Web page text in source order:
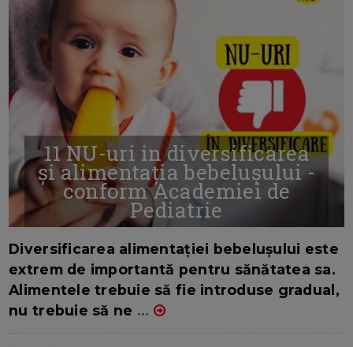
11 NU-uri in diversificarea
și alimentația bebelușului -
conform Academiei de
Pediatrie
Diversificarea alimentației bebelușului este
extrem de importantă pentru sănătatea sa.
Alimentele trebuie să fie introduse gradual,
nu trebuie să ne ...